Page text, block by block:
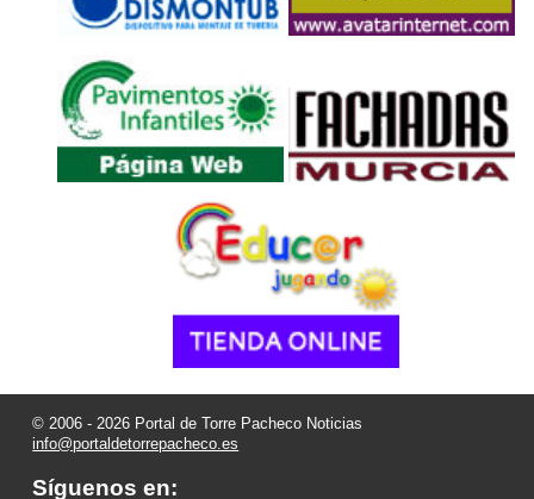
© 2006 - 2026 Portal de Torre Pacheco Noticias
info@portaldetorrepacheco.es
Síguenos en: